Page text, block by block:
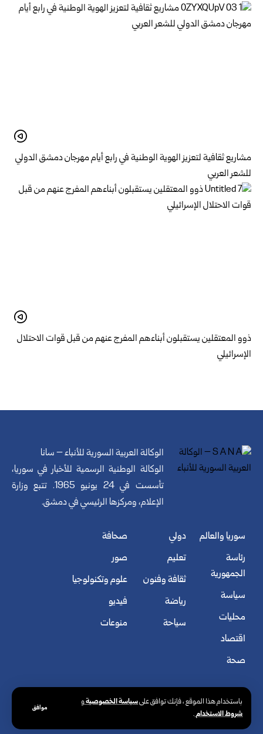
باستخدام هذا الموقع ، فإنك توافق علىسياسة الخصوصيةو
شروط الاستخدام.
موافق
مشاريع ثقافية لتعزيز الهوية الوطنية في رابع أيام مهرجان دمشق الدولي
للشعر العربي
ذوو المعتقلين يستقبلون أبناءهم المفرج عنهم من قبل قوات الاحتلال
الإسرائيلي
الوكالة العربية السورية للأنباء – سانا
الوكالة الوطنية الرسمية للأخبار في سوريا،
تأسست في 24 يونيو 1965. تتبع وزارة
الإعلام، ومركزها الرئيسي في دمشق.
سوريا والعالم
رئاسة
الجمهورية
سياسة
محليات
اقتصاد
صحة
دولي
تعليم
ثقافة وفنون
رياضة
سياحة
صحافة
صور
علوم وتكنولوجيا
فيديو
منوعات
© الوكالة العربية السورية للأنباء. كافة الحقوق محفوظة.